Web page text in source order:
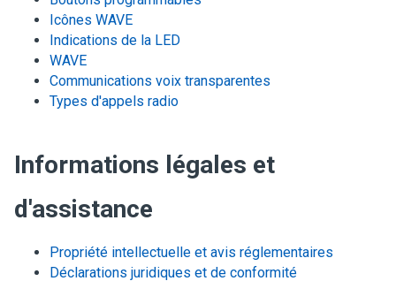
Icônes WAVE
Indications de la LED
WAVE
Communications voix transparentes
Types d'appels radio
Informations légales et
d'assistance
Propriété intellectuelle et avis réglementaires
Déclarations juridiques et de conformité